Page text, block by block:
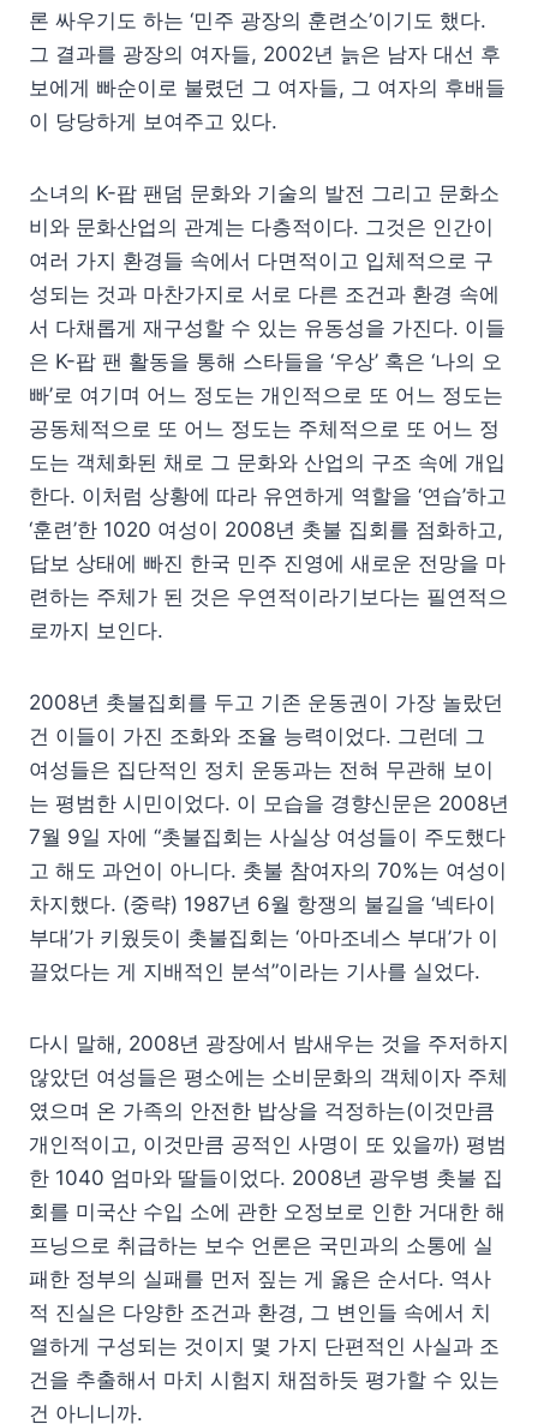
론 싸우기도 하는 ‘민주 광장의 훈련소’이기도 했다.
그 결과를 광장의 여자들, 2002년 늙은 남자 대선 후
보에게 빠순이로 불렸던 그 여자들, 그 여자의 후배들
이 당당하게 보여주고 있다.
소녀의 K-팝 팬덤 문화와 기술의 발전 그리고 문화소
비와 문화산업의 관계는 다층적이다. 그것은 인간이
여러 가지 환경들 속에서 다면적이고 입체적으로 구
성되는 것과 마찬가지로 서로 다른 조건과 환경 속에
서 다채롭게 재구성할 수 있는 유동성을 가진다. 이들
은 K-팝 팬 활동을 통해 스타들을 ‘우상’ 혹은 ‘나의 오
빠’로 여기며 어느 정도는 개인적으로 또 어느 정도는
공동체적으로 또 어느 정도는 주체적으로 또 어느 정
도는 객체화된 채로 그 문화와 산업의 구조 속에 개입
한다. 이처럼 상황에 따라 유연하게 역할을 ‘연습’하고
‘훈련’한 1020 여성이 2008년 촛불 집회를 점화하고,
답보 상태에 빠진 한국 민주 진영에 새로운 전망을 마
련하는 주체가 된 것은 우연적이라기보다는 필연적으
로까지 보인다.
2008년 촛불집회를 두고 기존 운동권이 가장 놀랐던
건 이들이 가진 조화와 조율 능력이었다. 그런데 그
여성들은 집단적인 정치 운동과는 전혀 무관해 보이
는 평범한 시민이었다. 이 모습을 경향신문은 2008년
7월 9일 자에 “촛불집회는 사실상 여성들이 주도했다
고 해도 과언이 아니다. 촛불 참여자의 70%는 여성이
차지했다. (중략) 1987년 6월 항쟁의 불길을 ‘넥타이
부대’가 키웠듯이 촛불집회는 ‘아마조네스 부대’가 이
끌었다는 게 지배적인 분석”이라는 기사를 실었다.
다시 말해, 2008년 광장에서 밤새우는 것을 주저하지
않았던 여성들은 평소에는 소비문화의 객체이자 주체
였으며 온 가족의 안전한 밥상을 걱정하는(이것만큼
개인적이고, 이것만큼 공적인 사명이 또 있을까) 평범
한 1040 엄마와 딸들이었다. 2008년 광우병 촛불 집
회를 미국산 수입 소에 관한 오정보로 인한 거대한 해
프닝으로 취급하는 보수 언론은 국민과의 소통에 실
패한 정부의 실패를 먼저 짚는 게 옳은 순서다. 역사
적 진실은 다양한 조건과 환경, 그 변인들 속에서 치
열하게 구성되는 것이지 몇 가지 단편적인 사실과 조
건을 추출해서 마치 시험지 채점하듯 평가할 수 있는
건 아니니까.